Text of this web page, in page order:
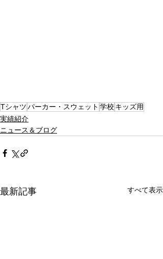
Tシャツパーカー・スウェット 学校 キッズ用
実績紹介
ニュース＆ブログ
最新記事 すべて表示